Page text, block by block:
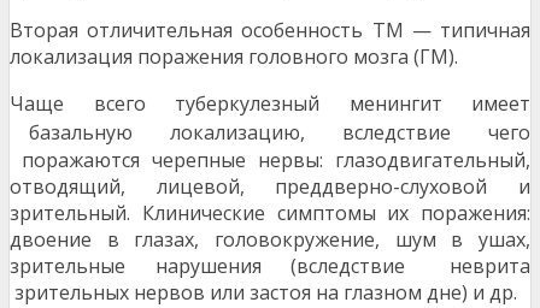
Вторая отличительная особенность ТМ — типичная
локализация поражения головного мозга (ГМ).
Чаще всего туберкулезный менингит имеет
базальную локализацию, вследствие чего
поражаются черепные нервы: глазодвигательный,
отводящий, лицевой, преддверно-слуховой и
зрительный. Клинические симптомы их поражения:
двоение в глазах, головокружение, шум в ушах,
зрительные нарушения (вследствие неврита
зрительных нервов или застоя на глазном дне) и др.